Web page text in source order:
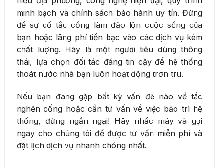
minh bạch và chính sách bảo hành uy tín. Đừng
để sự cố tắc cống làm đảo lộn cuộc sống của
bạn hoặc lãng phí tiền bạc vào các dịch vụ kém
chất lượng. Hãy là một người tiêu dùng thông
thái, lựa chọn đối tác đáng tin cậy để hệ thống
thoát nước nhà bạn luôn hoạt động trơn tru.
Nếu bạn đang gặp bất kỳ vấn đề nào về tắc
nghẽn cống hoặc cần tư vấn về việc bảo trì hệ
thống, đừng ngần ngại! Hãy nhấc máy và gọi
ngay cho chúng tôi để được tư vấn miễn phí và
đặt lịch dịch vụ nhanh chóng nhất.